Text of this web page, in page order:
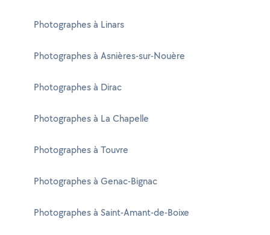
Photographes à Linars
Photographes à Asnières-sur-Nouère
Photographes à Dirac
Photographes à La Chapelle
Photographes à Touvre
Photographes à Genac-Bignac
Photographes à Saint-Amant-de-Boixe